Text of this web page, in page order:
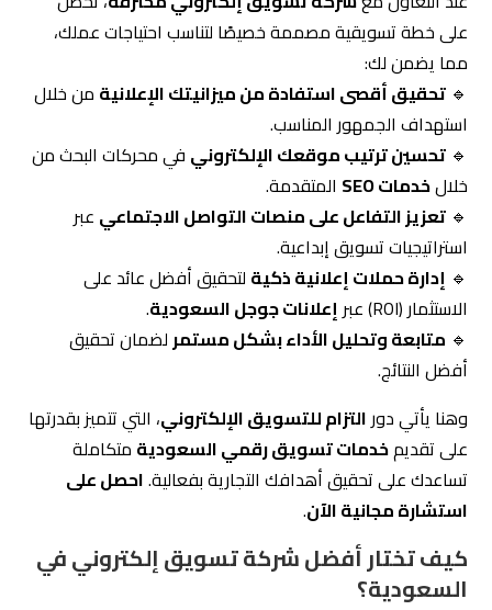
على خطة تسويقية مصممة خصيصًا لتناسب احتياجات عملك،
مما يضمن لك:
🔹تحقيق أقصى استفادة من ميزانيتك الإعلانية من خلال
استهداف الجمهور المناسب.
🔹تحسين ترتيب موقعك الإلكتروني في محركات البحث من
خلالخدمات SEO
المتقدمة.
🔹تعزيز التفاعل على منصات التواصل الاجتماعي عبر
استراتيجيات تسويق إبداعية.
🔹 إدارة حملات إعلانية ذكية لتحقيق أفضل عائد على
الاستثمار (ROI) عبر
إعلانات جوجل السعودية.
🔹 متابعة وتحليل الأداء بشكل مستمر لضمان تحقيق
أفضل النتائج.
وهنا يأتي دور التزام للتسويق الإلكتروني، التي تتميز بقدرتها
على تقديمخدمات تسويق رقمي السعودية متكاملة
تساعدك على تحقيق أهدافك التجارية بفعالية.احصل على
استشارة مجانية الآن.
كيف تختار أفضل شركة تسويق إلكتروني في
السعودية؟